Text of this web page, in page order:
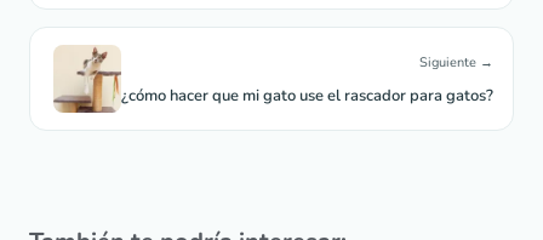
Siguiente →
¿cómo hacer que mi gato use el rascador para gatos?